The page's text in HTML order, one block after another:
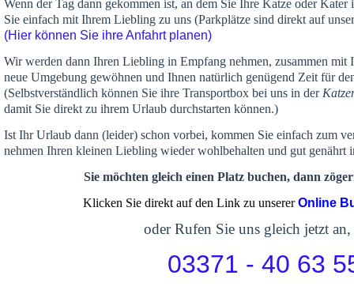
Wenn der Tag dann gekommen ist, an dem Sie Ihre Katze oder
Sie einfach mit Ihrem Liebling zu uns (Parkplätze sind direkt auf
(Hier können Sie ihre Anfahrt planen)
Wir werden dann Ihren Liebling in Empfang nehmen, zusammen mit
neue Umgebung gewöhnen und Ihnen natürlich genügend Zeit für
(Selbstverständlich können Sie ihre Transportbox bei uns in der
damit Sie direkt zu ihrem Urlaub durchstarten können.)
Ist Ihr Urlaub dann (leider) schon vorbei, kommen Sie einfach zum
nehmen Ihren kleinen Liebling wieder wohlbehalten und gut genährt
Sie möchten gleich einen Platz buchen, dann
Klicken Sie direkt auf den Link zu unsererOnline
oder Rufen Sie uns gleich jetzt an,
03371 - 40 63